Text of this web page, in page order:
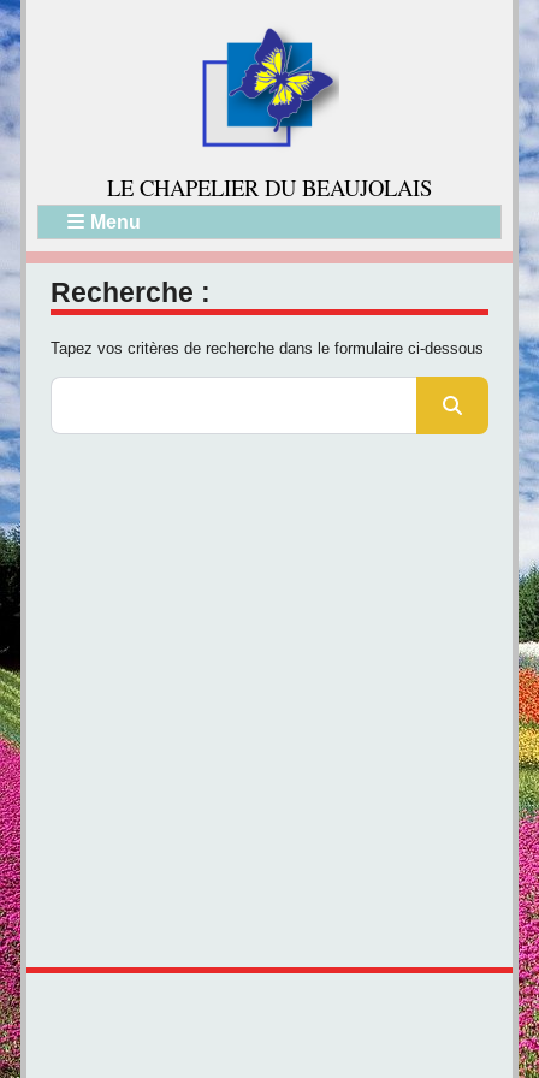
LE CHAPELIER DU BEAUJOLAIS
Menu
Recherche :
Tapez vos critères de recherche dans le formulaire ci-dessous